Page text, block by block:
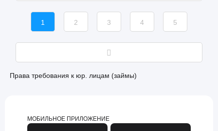
1 2 3 4 5
Права требования к юр. лицам (займы)
МОБИЛЬНОЕ ПРИЛОЖЕНИЕ